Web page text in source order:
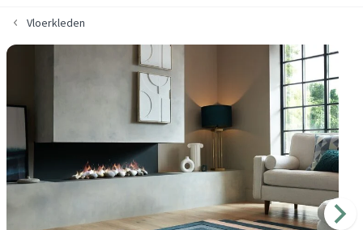
Vloerkleden